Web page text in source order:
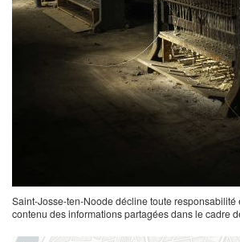
Saint-Josse-ten-Noode décline toute responsabilité
contenu des informations partagées dans le cadre